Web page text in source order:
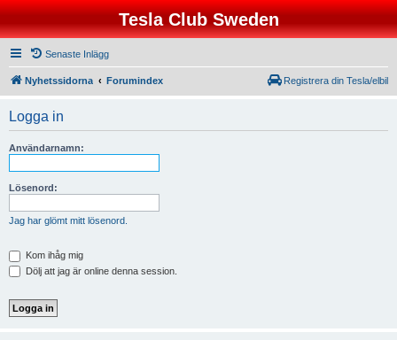
Tesla Club Sweden
Senaste Inlägg
Nyhetssidorna Forumindex Registrera din Tesla/elbil
Logga in
Användarnamn:
Lösenord:
Jag har glömt mitt lösenord.
Kom ihåg mig
Dölj att jag är online denna session.